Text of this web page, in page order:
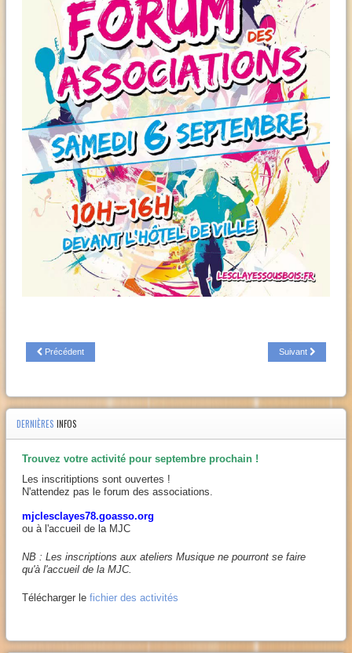
Précédent Suivant
DERNIÈRES INFOS
Trouvez votre activité pour septembre prochain !
Les inscritiptions sont ouvertes !
N'attendez pas le forum des associations.
mjclesclayes78.goasso.org
ou à l'accueil de la MJC
NB : Les inscriptions aux ateliers Musique ne pourront se faire
qu'à l'accueil de la MJC.
Télécharger le fichier des activités